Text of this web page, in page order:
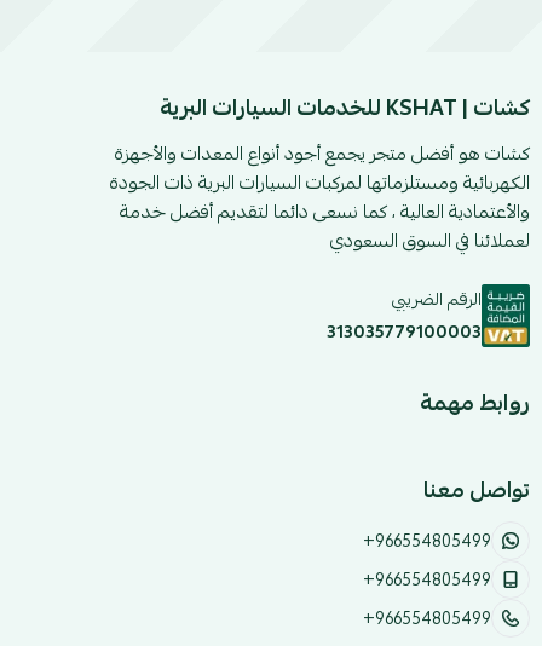
كشات | KSHAT للخدمات السيارات البرية
كشات هو أفضل متجر يجمع أجود أنواع المعدات والأجهزة
الكهربائية ومستلزماتها لمركبات السيارات البرية ذات الجودة
والأعتمادية العالية ، كما نسعى دائما لتقديم أفضل خدمة
لعملائنا في السوق السعودي
الرقم الضريبي
313035779100003
روابط مهمة
تواصل معنا
+966554805499
+966554805499
+966554805499